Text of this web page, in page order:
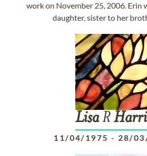
work on November 25, 2006. Erin
daughter, sister to her
LisaR
11/04/1975 - 28/